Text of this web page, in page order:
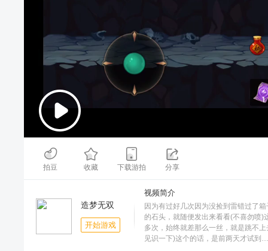
00:00/00:19
拍豆 收藏 下载游拍 分享
造梦无双
开始游戏
视频简介
因为有过好几次因为没捡到雷错过了
的石头，就随便发出来看看(不喜勿喷
多次，始终就差那么一丝，就是跳不
见识一下)这个的话，是前两天才试到…